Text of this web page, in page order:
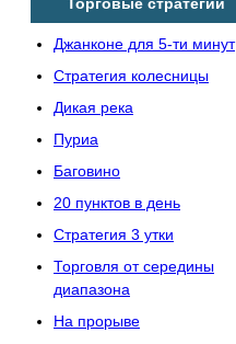
Джанконе для 5-ти минут
Стратегия колесницы
Дикая река
Пуриа
Баговино
20 пунктов в день
Стратегия 3 утки
Торговля от середины
диапазона
На прорыве